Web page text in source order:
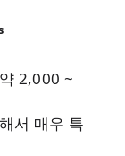
2,000 ~
서 매우 특